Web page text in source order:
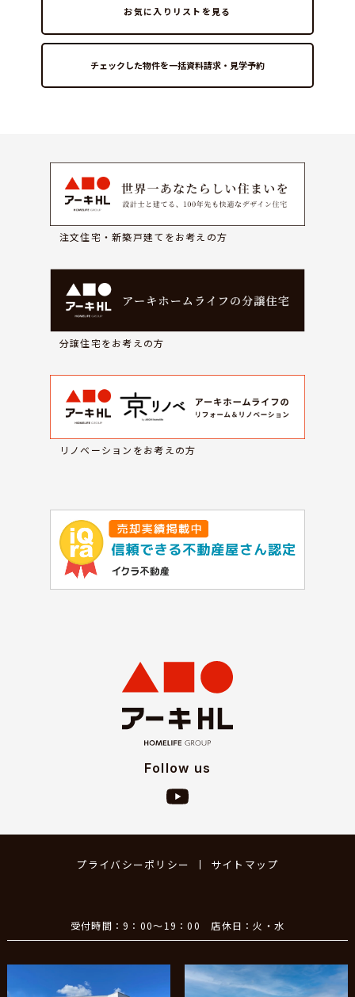
お気に入りリストを見る
注文住宅・新築戸建てをお考えの方
分譲住宅をお考えの方
リノベーションをお考えの方
Follow us
プライバシーポリシー サイトマップ
受付時間：9：00～19：00 店休日：火・水